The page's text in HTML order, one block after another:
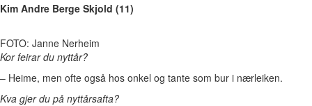
Kim Andre Berge Skjold (11)
FOTO: Janne Nerheim
Kor feirar du nyttår?
– Heime, men ofte også hos onkel og tante som bur i nærleiken.
Kva gjer du på nyttårsafta?